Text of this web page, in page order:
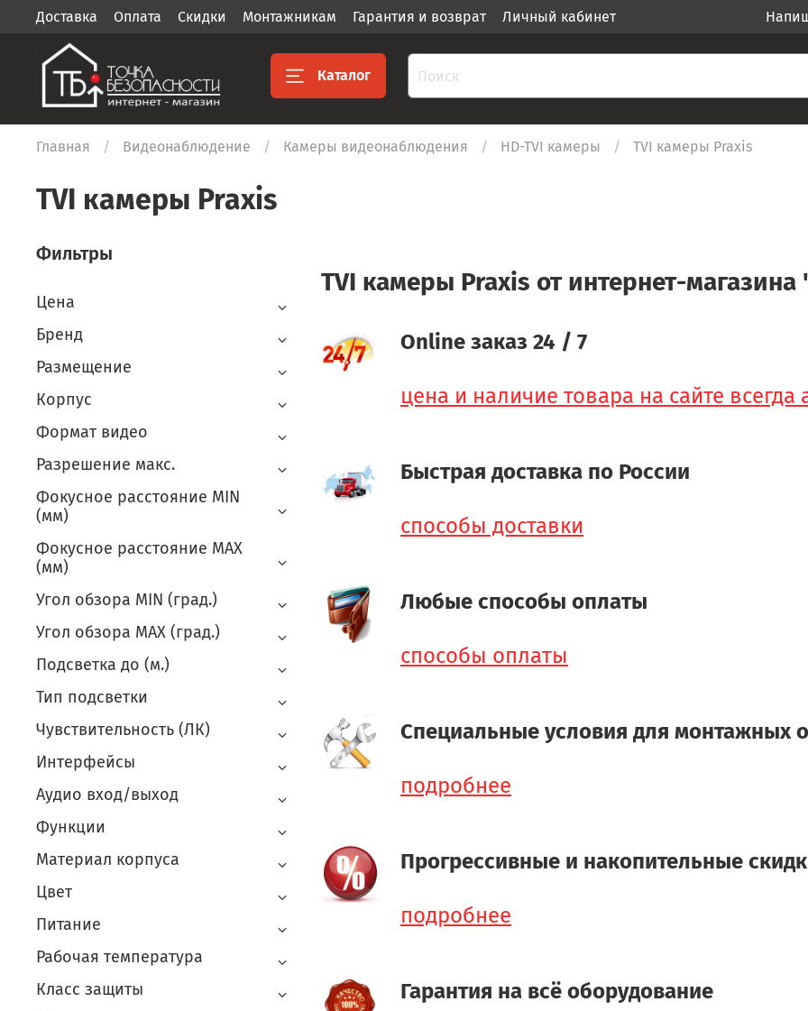
Доставка Оплата Скидки Монтажникам Гарантия и возврат Личный кабинет
Каталог
Главная Видеонаблюдение Камеры видеонаблюдения HD-TVI камеры TVI камеры Praxis
TVI камеры Praxis
TVI камеры Praxis от интернет-магазина
Online заказ 24 / 7
цена и наличие товара на сайте всегда
Быстрая доставка по России
способы доставки
Любые способы оплаты
способы оплаты
Специальные условия для монтажных
подробнее
Прогрессивные и накопительные
подробнее
Гарантия на всё оборудование
Фильтры
Цена
Бренд
Размещение
Корпус
Формат видео
Разрешение макс.
Фокусное расстояние MIN
(мм)
Фокусное расстояние MAX
(мм)
Угол обзора MIN (град.)
Угол обзора MAX (град.)
Подсветка до (м.)
Тип подсветки
Чувствительность (ЛК)
Интерфейсы
Аудио вход/выход
Функции
Материал корпуса
Цвет
Питание
Рабочая температура
Класс защиты